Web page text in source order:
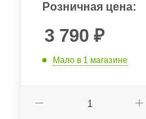
Розничная цена:
3 790 ₽
Мало в 1 магазине